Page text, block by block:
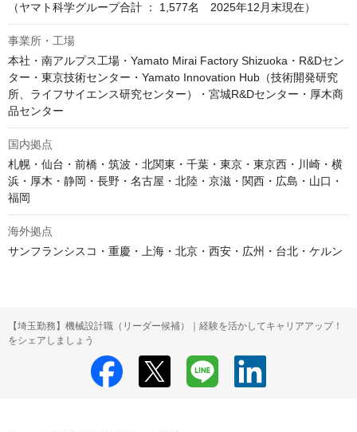
（ヤマト科学グループ合計 ： 1,577名　2025年12月末現在）
事業所・工場
本社・南アルプス工場・Yamato Mirai Factory Shizuoka・R&Dセン
ター・東京技術センター・Yamato Innovation Hub（技術開発研究
所、ライフサイエンス研究センター）・宮城R&Dセンター・厚木商
品センター
国内拠点
札幌・仙台・前橋・筑波・北関東・千葉・東京・東京西・川崎・横
浜・厚木・静岡・長野・名古屋・北陸・京滋・関西・広島・山口・
福岡
海外拠点
サンフランシスコ・重慶・上海・北京・西安・広州・台北・ケルン
【埼玉勤務】機械設計職（リーダー候補）｜経験を活かしてキャリアアップ！
をシェアしましょう